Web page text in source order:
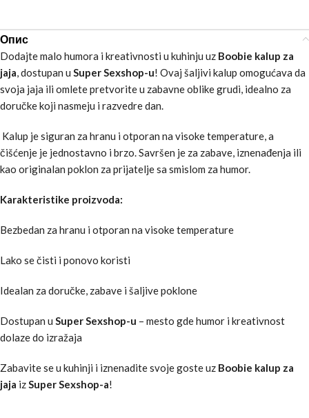
Опис
Dodajte malo humora i kreativnosti u kuhinju uz Boobie kalup za
jaja, dostupan u Super Sexshop-u! Ovaj šaljivi kalup omogućava da
svoja jaja ili omlete pretvorite u zabavne oblike grudi, idealno za
doručke koji nasmeju i razvedre dan.
Kalup je siguran za hranu i otporan na visoke temperature, a
čišćenje je jednostavno i brzo. Savršen je za zabave, iznenađenja ili
kao originalan poklon za prijatelje sa smislom za humor.
Karakteristike proizvoda:
Bezbedan za hranu i otporan na visoke temperature
Lako se čisti i ponovo koristi
Idealan za doručke, zabave i šaljive poklone
Dostupan u Super Sexshop-u – mesto gde humor i kreativnost
dolaze do izražaja
Zabavite se u kuhinji i iznenadite svoje goste uz Boobie kalup za
jaja izSuper Sexshop-a!